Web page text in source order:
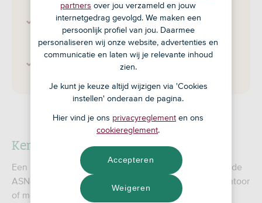
hypotheek.
De adviseur laat weten of de
hypotheekaanbieder je aanvraag heeft
goedgekeurd.
Je tekent de hypotheekakte bij de notaris.
Kennismaken met een adviseur
Een hypotheek afsluiten begint met een gesprek met de
ASN-adviseur. Dit gesprek vindt plaats in een ASN-kantoor
of met beeldbellen vanuit huis. In het eerste
partners over jou verzameld en jouw
internetgedrag gevolgd. We maken een
persoonlijk profiel van jou. Daarmee
personaliseren wij onze website, advertenties en
communicatie en laten wij je relevante inhoud
zien.
Je kunt je keuze altijd wijzigen via 'Cookies
instellen' onderaan de pagina.
Hier vind je ons privacyreglement en ons
cookiereglement.
Weigeren
Accepteren